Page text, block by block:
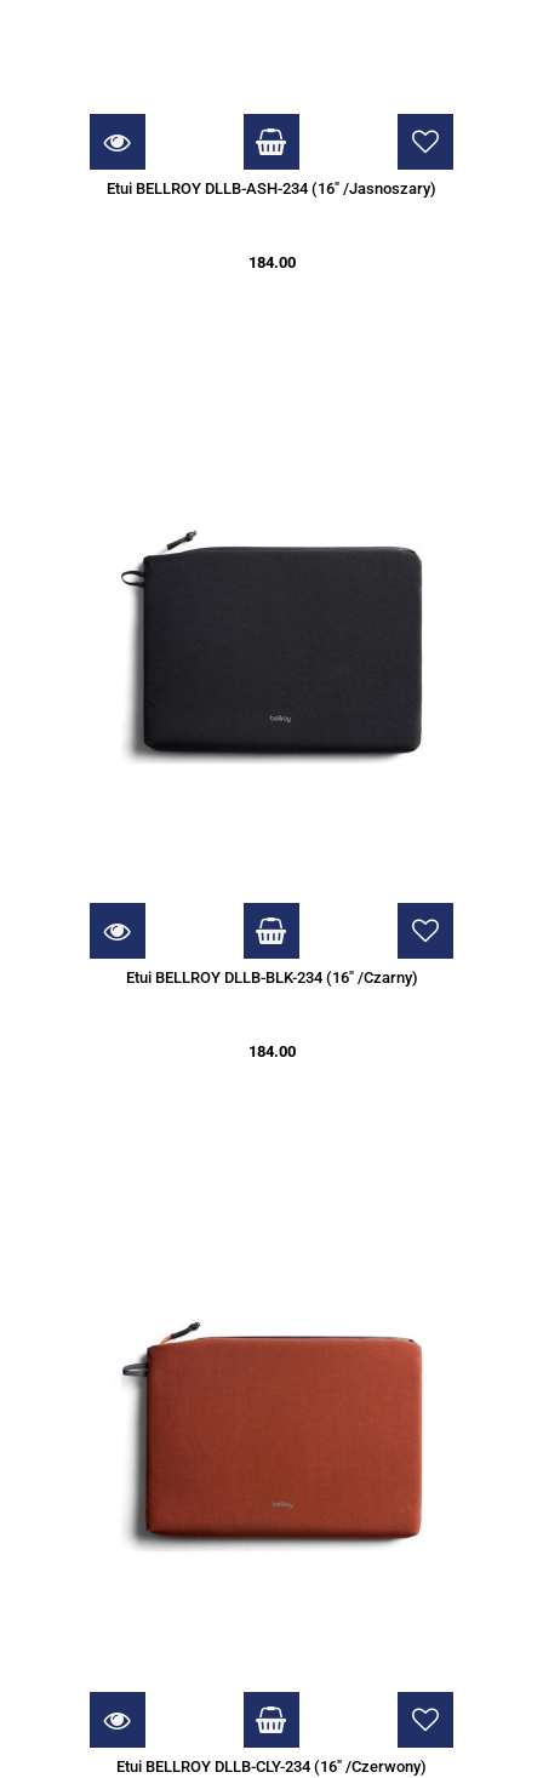
Etui BELLROY DLLB-ASH-234 (16" /Jasnoszary)
184.00
Etui BELLROY DLLB-BLK-234 (16" /Czarny)
184.00
Etui BELLROY DLLB-CLY-234 (16" /Czerwony)